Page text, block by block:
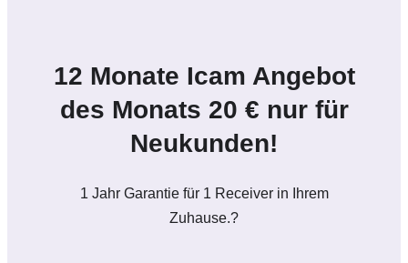
12 Monate Icam Angebot
des Monats 20 € nur für
Neukunden!
1 Jahr Garantie für 1 Receiver in Ihrem
Zuhause.?